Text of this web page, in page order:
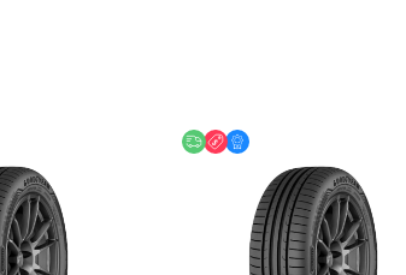
უფასო მიწოდება
ფასდაკლება